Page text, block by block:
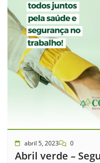
abril 5, 2023 0
Abril verde –